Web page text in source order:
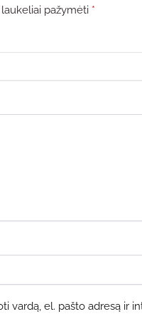
pažymėti *
vardą, el. pašto adresą ir